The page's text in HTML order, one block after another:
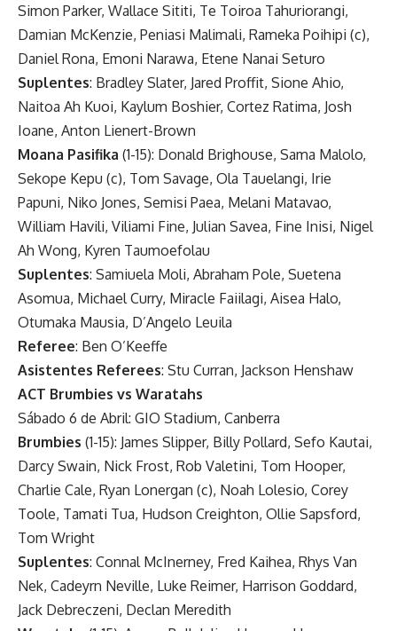
Simon Parker, Wallace Sititi, Te Toiroa Tahuriorangi,
Damian McKenzie, Peniasi Malimali, Rameka Poihipi (c),
Daniel Rona, Emoni Narawa, Etene Nanai Seturo
Suplentes: Bradley Slater, Jared Proffit, Sione Ahio,
Naitoa Ah Kuoi, Kaylum Boshier, Cortez Ratima, Josh
Ioane, Anton Lienert-Brown
Moana Pasifika (1-15): Donald Brighouse, Sama Malolo,
Sekope Kepu (c), Tom Savage, Ola Tauelangi, Irie
Papuni, Niko Jones, Semisi Paea, Melani Matavao,
William Havili, Viliami Fine, Julian Savea, Fine Inisi, Nigel
Ah Wong, Kyren Taumoefolau
Suplentes: Samiuela Moli, Abraham Pole, Suetena
Asomua, Michael Curry, Miracle Faiilagi, Aisea Halo,
Otumaka Mausia, D’Angelo Leuila
Referee: Ben O’Keeffe
Asistentes Referees: Stu Curran, Jackson Henshaw
ACT Brumbies vs Waratahs
Sábado 6 de Abril: GIO Stadium, Canberra
Brumbies (1-15): James Slipper, Billy Pollard, Sefo Kautai,
Darcy Swain, Nick Frost, Rob Valetini, Tom Hooper,
Charlie Cale, Ryan Lonergan (c), Noah Lolesio, Corey
Toole, Tamati Tua, Hudson Creighton, Ollie Sapsford,
Tom Wright
Suplentes: Connal McInerney, Fred Kaihea, Rhys Van
Nek, Cadeyrn Neville, Luke Reimer, Harrison Goddard,
Jack Debreczeni, Declan Meredith